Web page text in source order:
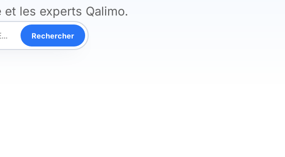
les experts Qalimo.
Rechercher